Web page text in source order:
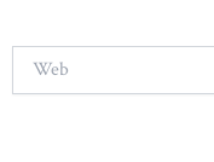
Web